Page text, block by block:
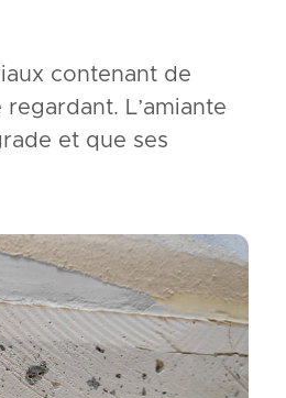
contenant de
L’amiante
et que ses